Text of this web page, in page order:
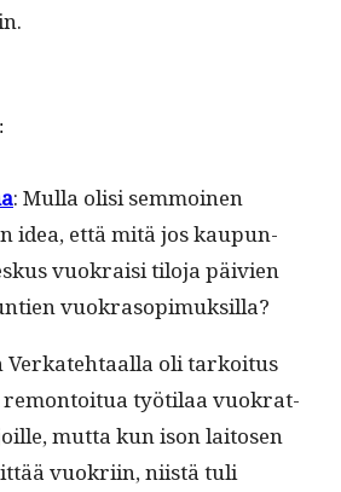
: Mul­la olisi sem­moinen
idea, että mitä jos kaupun­
vuokraisi tilo­ja päivien
vuokrasopimuksilla?
Verkate­htaal­la oli tarkoi­tus
remon­toitua työti­laa vuokrat­
mut­ta kun ison laitosen
vuokri­in, niistä tuli